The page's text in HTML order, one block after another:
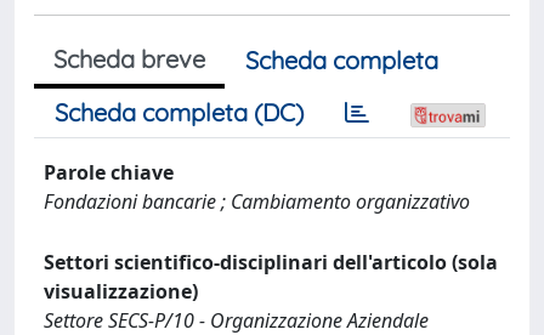
Scheda breve
Scheda completa
Scheda completa (DC)
Parole chiave
Fondazioni bancarie ; Cambiamento organizzativo
Settori scientifico-disciplinari dell'articolo (sola
visualizzazione)
Settore SECS-P/10 - Organizzazione Aziendale